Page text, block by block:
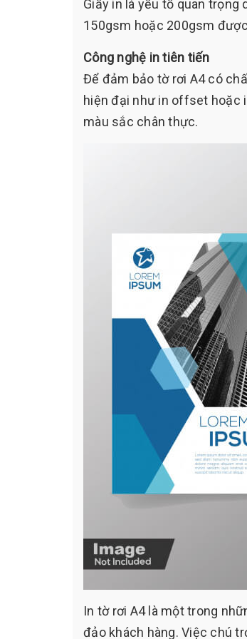
Giấy in là yếu tố quan
150gsm hoặc 200gsm
Công nghệ in tiên tiến
Để đảm bảo tờ rơi A4 có
hiện đại như in offset hoặc
màu sắc chân thực.
In tờ rơi A4 là một trong
đảo khách hàng. Việc chú